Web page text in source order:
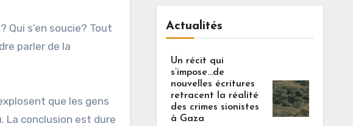
s’en soucie? Tout
parler de la
que les gens
La conclusion est dure
Actualités
Un récit qui
s’impose…de
nouvelles écritures
retracent la réalité
des crimes sionistes
à Gaza